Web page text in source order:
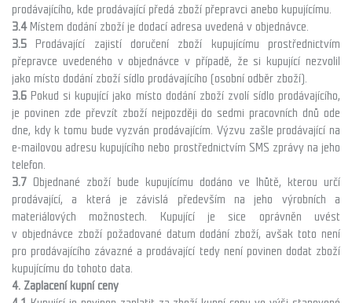
prodávajícího, kde prodávající předá zboží přepravci anebo kupujícímu.
3.4Místem dodání zboží je dodací adresa uvedená v objednávce.
3.5 Prodávající zajistí doručení zboží kupujícímu prostřednictvím
přepravce uvedeného v objednávce v případě, že si kupující nezvolil
jako místo dodání zboží sídlo prodávajícího (osobní odběr zboží).
3.6 Pokud si kupující jako místo dodání zboží zvolí sídlo prodávajícího,
je povinen zde převzít zboží nejpozději do sedmi pracovních dnů ode
dne, kdy k tomu bude vyzván prodávajícím. Výzvu zašle prodávající na
e-mailovou adresu kupujícího nebo prostřednictvím SMS zprávy na jeho
telefon.
3.7 Objednané zboží bude kupujícímu dodáno ve lhůtě, kterou určí
prodávající, a která je závislá především na jeho výrobních a
materiálových možnostech. Kupující je sice oprávněn uvést
v objednávce zboží požadované datum dodání zboží, avšak toto není
pro prodávajícího závazné a prodávající tedy není povinen dodat zboží
kupujícímu do tohoto data.
4. Zaplacení kupní ceny